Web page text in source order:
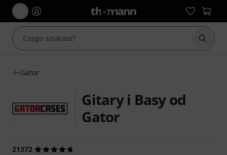
Gator
Gitary i Basy od
Gator
21372